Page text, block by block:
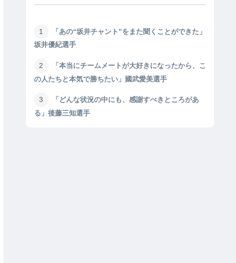
「あの“坂井チャント”をまた聞くことができた」
坂井優紀選手
「本当にチームメートが大好きになったから、こ
の人たちと本気で勝ちたい」國武愛美選手
「どんな状況の中にも、感謝すべきところがあ
る」後藤三知選手